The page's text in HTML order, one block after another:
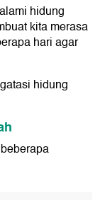
Sebelah
hidung
kita merasa
hari agar
hidung